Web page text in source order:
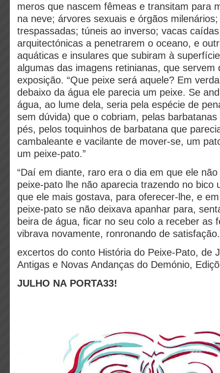
meros que nascem fêmeas e transitam para
na neve; árvores sexuais e órgãos
trespassadas; túneis ao inverso; vacas
arquitectónicas a penetrarem o oceano, e
aquáticas e insulares que subiram à
algumas das imagens retinianas, que servem
exposição. “Que peixe será aquele? Em
debaixo da água ele parecia um peixe. Se
água, ao lume dela, seria pela espécie de
sem dúvida) que o cobriam, pelas
pés, pelos toquinhos de barbatana que
cambaleante e vacilante de mover-se, um
um peixe-pato.”
“Daí em diante, raro era o dia em que ele
peixe-pato lhe não aparecia trazendo no bico
que ele mais gostava, para oferecer-lhe, e
peixe-pato se não deixava apanhar para,
beira de água, ficar no seu colo a receber as
vibrava novamente, ronronando de
excertos do conto História do Peixe-Pato, de
Antigas e Novas Andanças do Demónio,
JULHO NA PORTA33!